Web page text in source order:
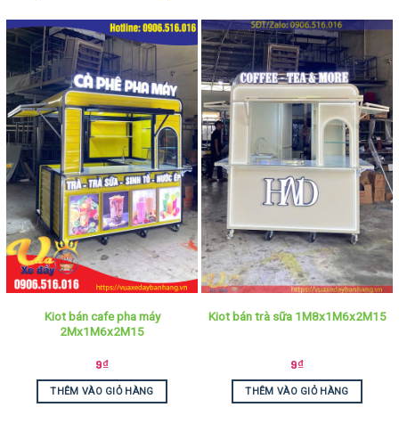
Kiot bán cafe pha máy
2Mx1M6x2M15
9₫
THÊM VÀO GIỎ HÀNG
Kiot bán trà sữa 1M8x1M6x2M15
9₫
THÊM VÀO GIỎ HÀNG